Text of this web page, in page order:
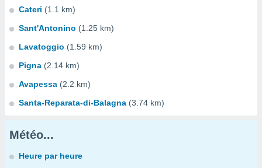
Cateri (1.1 km)
Sant'Antonino (1.25 km)
Lavatoggio (1.59 km)
Pigna (2.14 km)
Avapessa (2.2 km)
Santa-Reparata-di-Balagna (3.74 km)
Météo...
Heure par heure